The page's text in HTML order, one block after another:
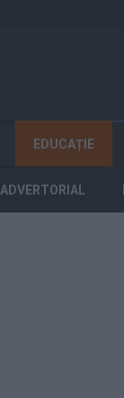
EDUCAȚIE
ADVERTORIAL